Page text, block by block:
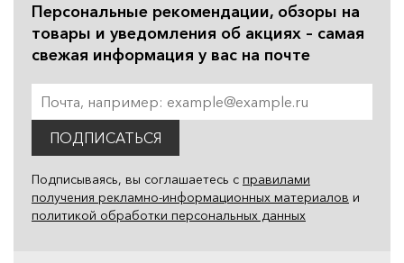
Персональные рекомендации, обзоры на
товары и уведомления об акциях – самая
свежая информация у вас на почте
ПОДПИСАТЬСЯ
Подписываясь, вы соглашаетесь с правилами
получения рекламно-информационных материалов и
политикой обработки персональных данных